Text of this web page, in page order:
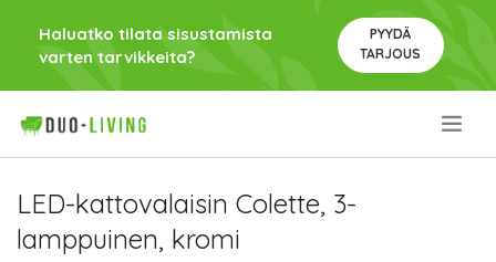
Haluatko tilata sisustamista
varten tarvikkeita?
PYYDÄ
TARJOUS
LED-kattovalaisin Colette, 3-
lamppuinen, kromi